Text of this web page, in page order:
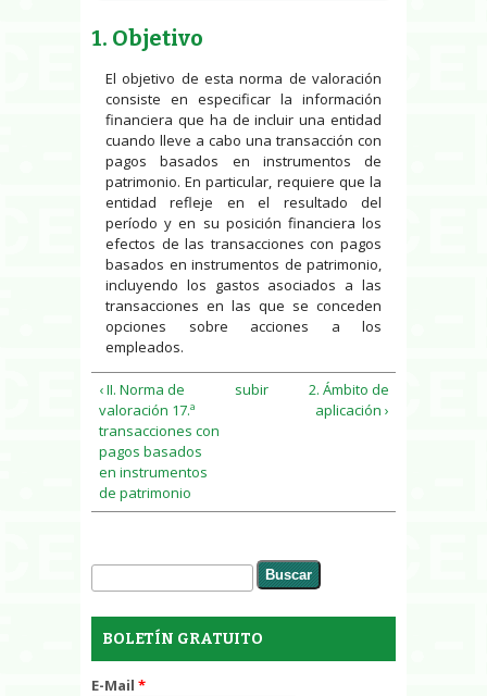
1. Objetivo
El objetivo de esta norma de valoración
consiste en especificar la información
financiera que ha de incluir una entidad
cuando lleve a cabo una transacción con
pagos basados en instrumentos de
patrimonio. En particular, requiere que la
entidad refleje en el resultado del
período y en su posición financiera los
efectos de las transacciones con pagos
basados en instrumentos de patrimonio,
incluyendo los gastos asociados a las
transacciones en las que se conceden
opciones sobre acciones a los
empleados.
‹ II. Norma de
valoración 17.ª
transacciones con
pagos basados
en instrumentos
de patrimonio
subir
2. Ámbito de
aplicación ›
Formulario de búsqueda
Buscar
BOLETÍN GRATUITO
E-Mail *